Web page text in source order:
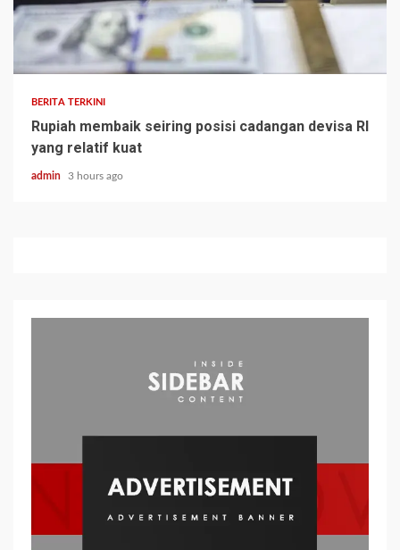
BERITA TERKINI
Rupiah membaik seiring posisi cadangan devisa RI
yang relatif kuat
admin 3 hours ago